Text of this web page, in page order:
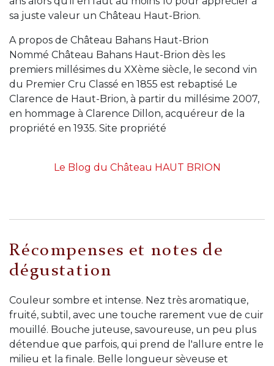
sa juste valeur un Château Haut-Brion.
A propos de Château Bahans Haut-Brion
Nommé Château Bahans Haut-Brion dès les
premiers millésimes du XXème siècle, le second vin
du Premier Cru Classé en 1855 est rebaptisé Le
Clarence de Haut-Brion, à partir du millésime 2007,
en hommage à Clarence Dillon, acquéreur de la
propriété en 1935. Site propriété
Le Blog du Château HAUT BRION
Récompenses et notes de
dégustation
Couleur sombre et intense. Nez très aromatique,
fruité, subtil, avec une touche rarement vue de cuir
mouillé. Bouche juteuse, savoureuse, un peu plus
détendue que parfois, qui prend de l'allure entre le
milieu et la finale. Belle longueur sèveuse et